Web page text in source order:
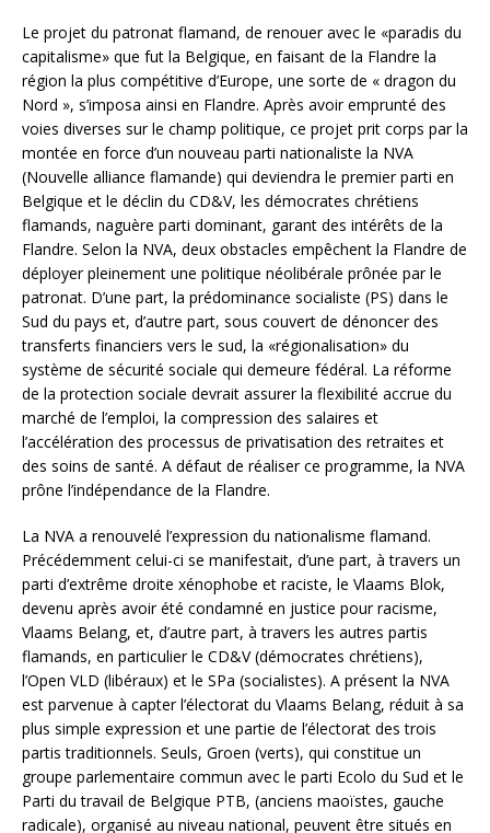
Le projet du patronat flamand, de renouer avec le «paradis du
capitalisme» que fut la Belgique, en faisant de la Flandre la
région la plus compétitive d’Europe, une sorte de « dragon du
Nord », s’imposa ainsi en Flandre. Après avoir emprunté des
voies diverses sur le champ politique, ce projet prit corps par la
montée en force d’un nouveau parti nationaliste la NVA
(Nouvelle alliance flamande) qui deviendra le premier parti en
Belgique et le déclin du CD&V, les démocrates chrétiens
flamands, naguère parti dominant, garant des intérêts de la
Flandre. Selon la NVA, deux obstacles empêchent la Flandre de
déployer pleinement une politique néolibérale prônée par le
patronat. D’une part, la prédominance socialiste (PS) dans le
Sud du pays et, d’autre part, sous couvert de dénoncer des
transferts financiers vers le sud, la «régionalisation» du
système de sécurité sociale qui demeure fédéral. La réforme
de la protection sociale devrait assurer la flexibilité accrue du
marché de l’emploi, la compression des salaires et
l’accélération des processus de privatisation des retraites et
des soins de santé. A défaut de réaliser ce programme, la NVA
prône l’indépendance de la Flandre.
La NVA a renouvelé l’expression du nationalisme flamand.
Précédemment celui-ci se manifestait, d’une part, à travers un
parti d’extrême droite xénophobe et raciste, le Vlaams Blok,
devenu après avoir été condamné en justice pour racisme,
Vlaams Belang, et, d’autre part, à travers les autres partis
flamands, en particulier le CD&V (démocrates chrétiens),
l’Open VLD (libéraux) et le SPa (socialistes). A présent la NVA
est parvenue à capter l’électorat du Vlaams Belang, réduit à sa
plus simple expression et une partie de l’électorat des trois
partis traditionnels. Seuls, Groen (verts), qui constitue un
groupe parlementaire commun avec le parti Ecolo du Sud et le
Parti du travail de Belgique PTB, (anciens maoïstes, gauche
radicale), organisé au niveau national, peuvent être situés en